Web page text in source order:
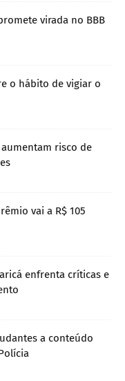
virada no BBB
o hábito de vigiar o
risco de
vai a R$ 105
enfrenta críticas e
a conteúdo